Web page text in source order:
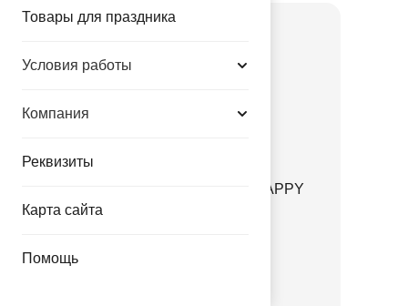
Товары для праздника
Условия работы
Компания
Реквизиты
Карта сайта
Помощь
ПД ФИГУРА Конфета HAPPY